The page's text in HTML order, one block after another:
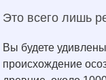
Это всего лишь
Вы будете
происхождение